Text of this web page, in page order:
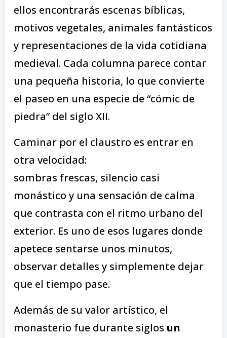
ellos encontrarás escenas bíblicas,
motivos vegetales, animales fantásticos
y representaciones de la vida cotidiana
medieval. Cada columna parece contar
una pequeña historia, lo que convierte
el paseo en una especie de “cómic de
piedra” del siglo XII.
Caminar por el claustro es entrar en
otra velocidad:
sombras frescas, silencio casi
monástico y una sensación de calma
que contrasta con el ritmo urbano del
exterior. Es uno de esos lugares donde
apetece sentarse unos minutos,
observar detalles y simplemente dejar
que el tiempo pase.
Además de su valor artístico, el
monasterio fue durante siglos un